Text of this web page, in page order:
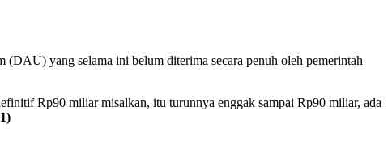
yang selama ini belum diterima secara penuh oleh pemerintah
Rp90 miliar misalkan, itu turunnya enggak sampai Rp90 miliar, ada